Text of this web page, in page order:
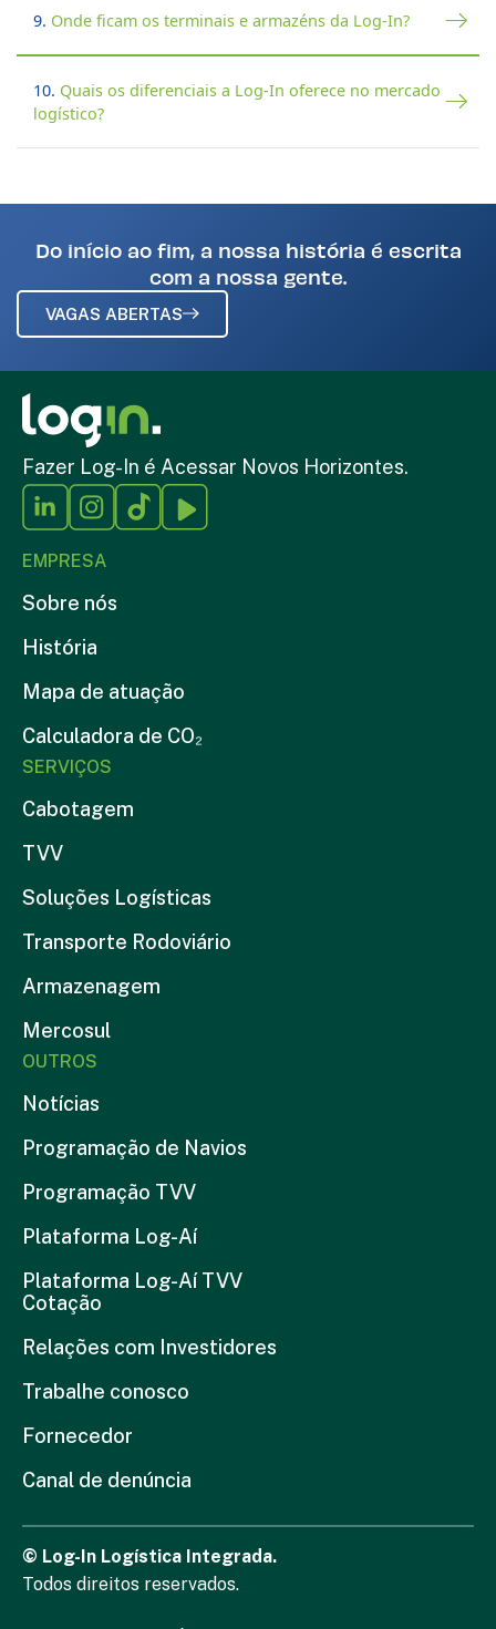
9. Onde ficam os terminais e armazéns da Log-In?
10. Quais os diferenciais a Log-In oferece no mercado
logístico?
Do início ao fim, a nossa história é escrita
com a nossa gente.
VAGAS ABERTAS
Fazer Log-In é Acessar Novos Horizontes.
EMPRESA
Sobre nós
História
Mapa de atuação
Calculadora de CO₂
SERVIÇOS
Cabotagem
TVV
Soluções Logísticas
Transporte Rodoviário
Armazenagem
Mercosul
OUTROS
Notícias
Programação de Navios
Programação TVV
Plataforma Log-Aí
Plataforma Log-Aí TVV
Cotação
Relações com Investidores
Trabalhe conosco
Fornecedor
Canal de denúncia
© Log-In Logística Integrada.
Todos direitos reservados.